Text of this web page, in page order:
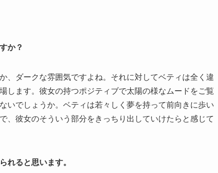
か？
、ダークな雰囲気ですよね。それに対してベティは全く違
します。彼女の持つポジティブで太陽の様なムードをご覧
いでしょうか。ベティは若々しく夢を持って前向きに歩い
彼女のそういう部分をきっちり出していけたらと感じて
ると思います。